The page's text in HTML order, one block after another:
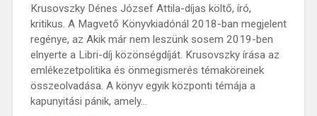
Krusovszky Dénes József Attila-díjas költő, író,
kritikus. A Magvető Könyvkiadónál 2018-ban megjelent
regénye, az Akik már nem leszünk sosem 2019-ben
elnyerte a Libri-díj közönségdíját. Krusovszky írása az
emlékezetpolitika és önmegismerés témaköreinek
összeolvadása. A könyv egyik központi témája a
kapunyitási pánik, amely…